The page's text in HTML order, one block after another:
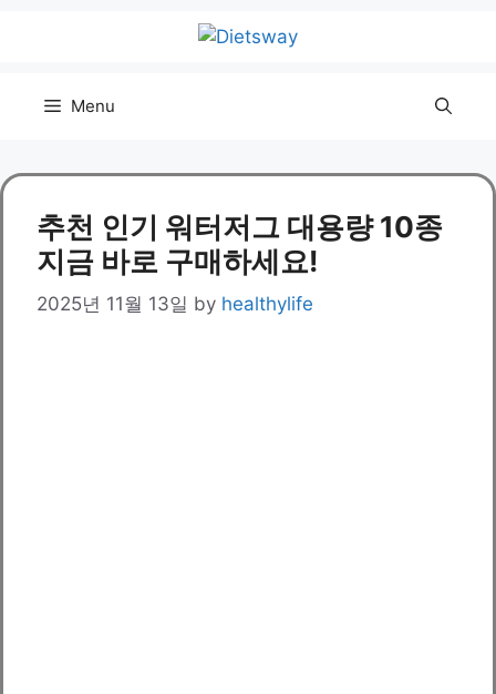
Menu
추천 인기 워터저그 대용량 10종
지금 바로 구매하세요!
2025년 11월 13일 by healthylife